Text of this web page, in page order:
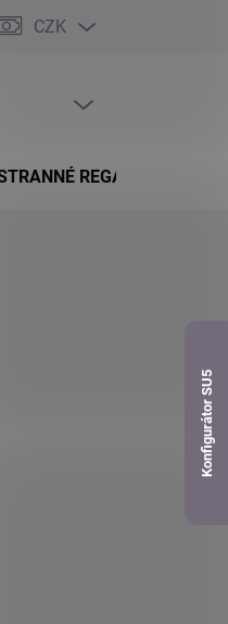
CZK
REGÁLY
Konfigurátor SU5